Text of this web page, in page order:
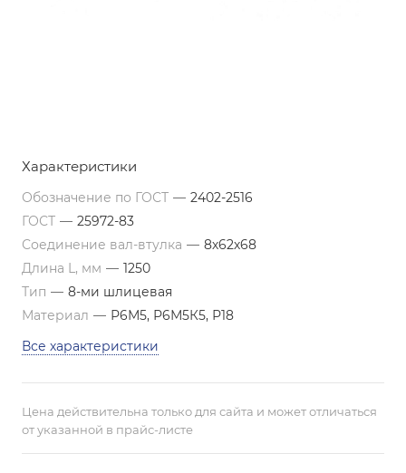
Характеристики
Обозначение по ГОСТ — 2402-2516
ГОСТ — 25972-83
Соединение вал-втулка — 8х62х68
Длина L, мм — 1250
Тип — 8-ми шлицевая
Материал — Р6М5, Р6М5К5, Р18
Все характеристики
Цена действительна только для сайта и может отличаться
от указанной в прайс-листе